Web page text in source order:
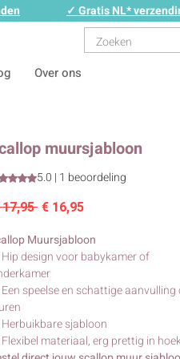
✓ Gratis NL*
Over ons
muursjabloon
is 5.0 op vijf sterren
5.0 | 1 beoordeling
17,95 Normale
€ 16,95Verkoopprijs
Muursjabloon
design voor babykamer of
speelse en schattige aanvulling
sjabloon
materiaal, erg prettig in